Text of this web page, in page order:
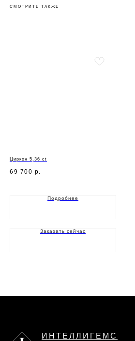
СМОТРИТЕ ТАКЖЕ
Циркон 5,36 ct
69 700 р.
Подробнее
Заказать сейчас
ИНТЕЛЛИГЕМС